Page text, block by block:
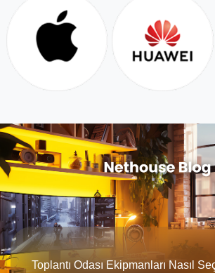
Hibrit Çalışma Ekipmanları Nelerdir?